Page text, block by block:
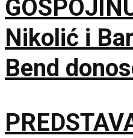
Nikolić i
Bend